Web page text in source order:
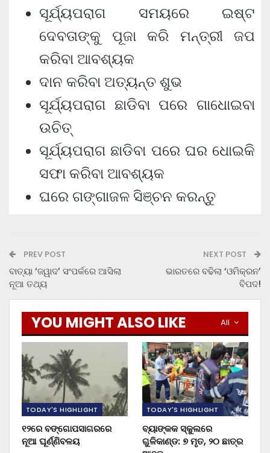
ସୂର୍ଯ୍ୟପରାଗ ସମୟରେ ଇଷ୍ଟ
ଦେବତାଙ୍କୁ ପୂଜା କରି ମନ୍ତ୍ରୀ ଜପ
କରିବା ଆବଶ୍ୟକ
ଦାନ କରିବା ଅତ୍ୟନ୍ତ ଶୁଭ
ସୂର୍ଯ୍ୟପରାଗ ଛାଡିବା ପରେ ଗାଧୋଇବା
ଉଚିତ୍‌
ସୂର୍ଯ୍ୟପରାଗ ଛାଡିବା ପରେ ଘର ଧୋଇକି
ସଫା କରିବା ଆବଶ୍ୟକ
ଘରେ ଗଙ୍ଗାଜଳ ସିଞ୍ଚନ କରନ୍ତୁ
PREV POST
ବାତ୍ୟା ‘ଜୱାଦ’ ସଂପର୍କରେ ଆସିଲା
ନୂଆ ତଥ୍ୟ
NEXT POST
ଭାରତରେ ବଢିଲା ‘ଓମିକ୍ରନ’
ବିପଦ!
All
YOU MIGHT ALSO LIKE
TODAY'S HIGHLIGHT
୧୨ରେ ବଙ୍ଗୋପସାଗରରେ
ନୂଆ ଘୂର୍ଣ୍ଣିବଳୟ
TODAY'S HIGHLIGHT
ବ୍ୟାଙ୍କକ ସ୍କୁଲରେ
ଗୁଳିକାଣ୍ଡ: ୭ ମୃତ, ୨୦ ଛାତ୍ର